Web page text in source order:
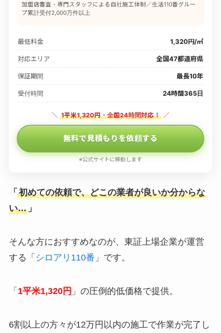
加盟店審査・専門スタッフによる自社施工体制／生活110番グルー
プ累計受付2,000万件以上
最低料金 1,320円/㎡
対応エリア 全国47都道府県
保証期間 最長10年
受付時間 24時間365日
＼ 1平米1,320円・全国24時間対応！ ／
無料で見積もりを依頼する
※公式サイトに移動します
「 初めての依頼で、どこの業者が良いか分からな
い…」
そんな方におすすめなのが、東証上場企業が運営
する「 シロアリ110番 」です。
「 1平米1,320円 」の圧倒的低価格で提供。
6割以上の方々が12万円以内の施工で作業が完了し